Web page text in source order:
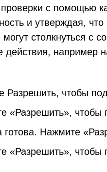
с помощью
и утверждая,
могут столкнуться
действия, например
Разрешить, чтобы
«Разрешить», чтобы
готова. Нажмите
«Разрешить», чтобы